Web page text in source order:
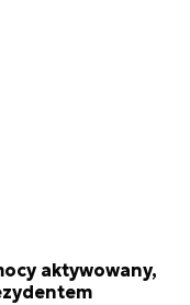
aktywowany,